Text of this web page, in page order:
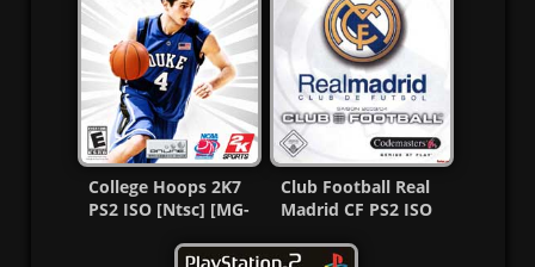
College Hoops 2K7
PS2 ISO [Ntsc] [MG-
Club Football Real
Madrid CF PS2 ISO